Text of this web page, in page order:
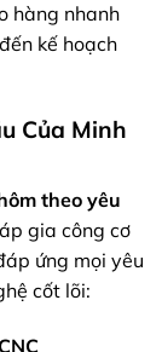
hàng nhanh
đến kế hoạch
Của Minh
theo yêu
gia công cơ
ứng mọi yêu
cốt lõi: